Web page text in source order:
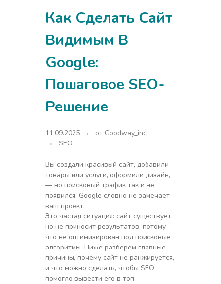
Как Сделать Сайт
Видимым В
Google:
Пошаговое SEO-
Решение
11.09.2025 от Goodway_inc
SEO
Вы создали красивый сайт, добавили
товары или услуги, оформили дизайн,
— но поисковый трафик так и не
появился. Google словно не замечает
ваш проект.
Это частая ситуация: сайт существует,
но не приносит результатов, потому
что не оптимизирован под поисковые
алгоритмы. Ниже разберём главные
причины, почему сайт не ранжируется,
и что можно сделать, чтобы SEO
помогло вывести его в топ.